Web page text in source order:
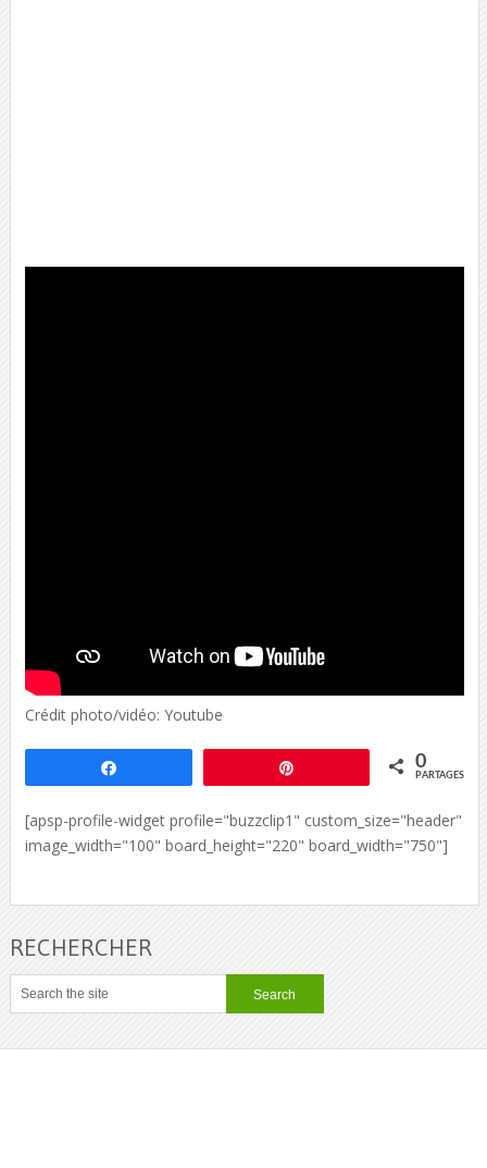
Crédit photo/vidéo: Youtube
0
PARTAGES
[apsp-profile-widget profile="buzzclip1" custom_size="header"
image_width="100" board_height="220" board_width="750"]
RECHERCHER